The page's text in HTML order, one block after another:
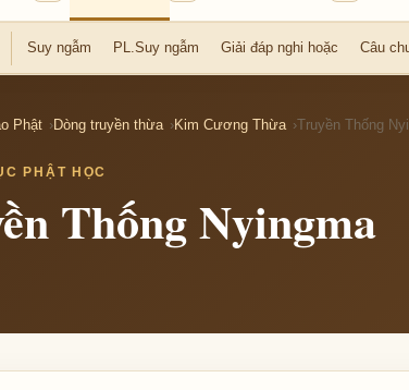
Suy ngẫm PL.Suy ngẫm Giải đáp nghi hoặc Câu
Phật Dòng truyền thừa Kim Cương Thừa Truyền Thống
PHẬT HỌC
Thống Nyingma